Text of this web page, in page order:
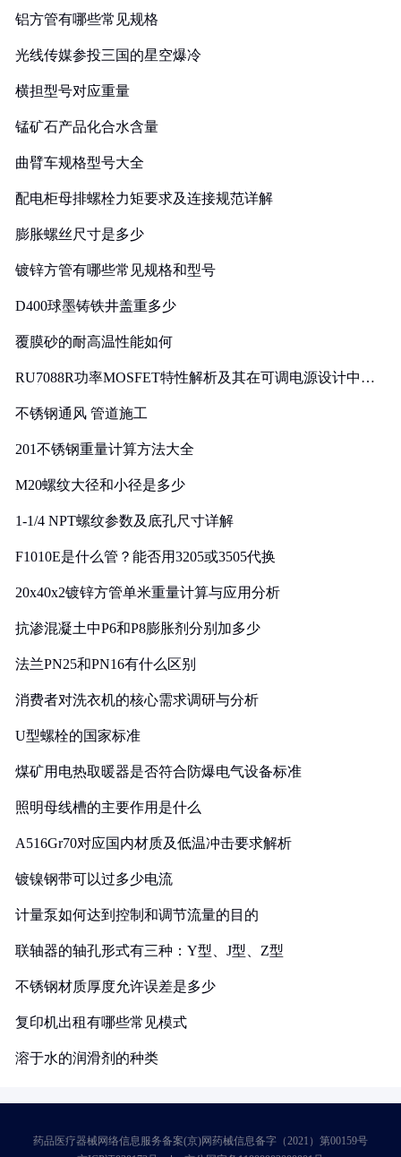
铝方管有哪些常见规格
光线传媒参投三国的星空爆冷
横担型号对应重量
锰矿石产品化合水含量
曲臂车规格型号大全
配电柜母排螺栓力矩要求及连接规范详解
膨胀螺丝尺寸是多少
镀锌方管有哪些常见规格和型号
D400球墨铸铁井盖重多少
覆膜砂的耐高温性能如何
RU7088R功率MOSFET特性解析及其在可调电源设计中的
不锈钢通风 管道施工
201不锈钢重量计算方法大全
M20螺纹大径和小径是多少
1-1/4 NPT螺纹参数及底孔尺寸详解
F1010E是什么管？能否用3205或3505代换
20x40x2镀锌方管单米重量计算与应用分析
抗渗混凝土中P6和P8膨胀剂分别加多少
法兰PN25和PN16有什么区别
消费者对洗衣机的核心需求调研与分析
U型螺栓的国家标准
煤矿用电热取暖器是否符合防爆电气设备标准
照明母线槽的主要作用是什么
A516Gr70对应国内材质及低温冲击要求解析
镀镍钢带可以过多少电流
计量泵如何达到控制和调节流量的目的
联轴器的轴孔形式有三种：Y型、J型、Z型
不锈钢材质厚度允许误差是多少
复印机出租有哪些常见模式
溶于水的润滑剂的种类
药品医疗器械网络信息服务备案(京)网药械信息备字（2021）第00159号